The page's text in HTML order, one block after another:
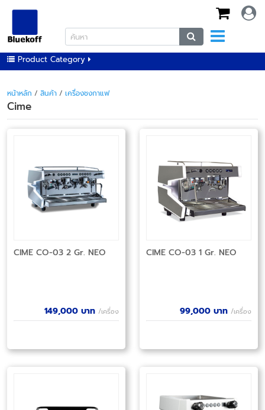
Product Category
หน้าหลัก / สินค้า / เครื่องชงกาแฟ
Cime
CIME CO-03 2 Gr. NEO
149,000 บาท /เครื่อง
CIME CO-03 1 Gr. NEO
99,000 บาท /เครื่อง